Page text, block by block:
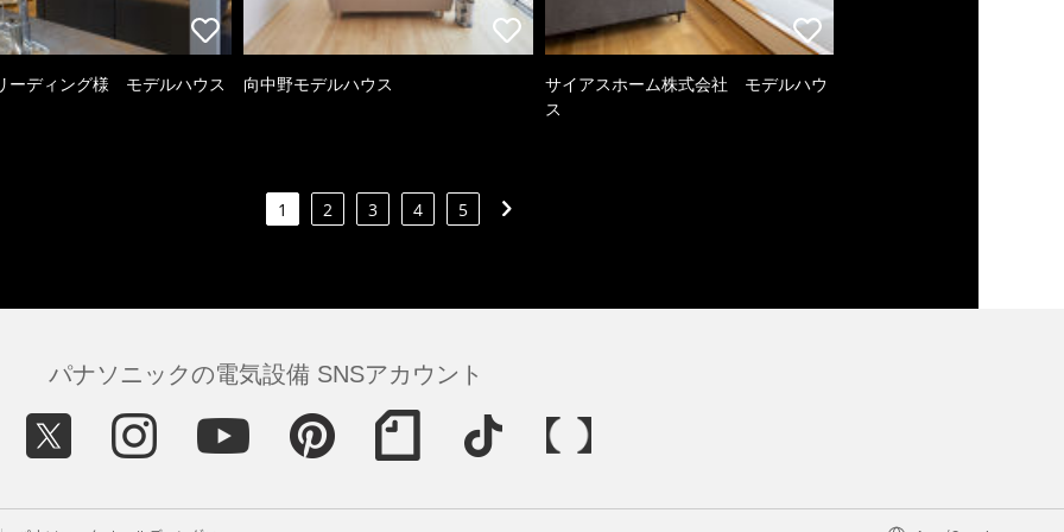
ーディング様 モデルハウス 向中野モデルハウス
サイアスホーム株式会社 モデルハウ
ス
1 2 3 4 5
パナソニックの電気設備 SNSアカウント